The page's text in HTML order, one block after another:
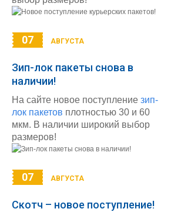
07 АВГУСТА
Зип-лок пакеты снова в
наличии!
На сайте новое поступление зип-
лок пакетов плотностью 30 и 60
мкм. В наличии широкий выбор
размеров!
07 АВГУСТА
Скотч – новое поступление!